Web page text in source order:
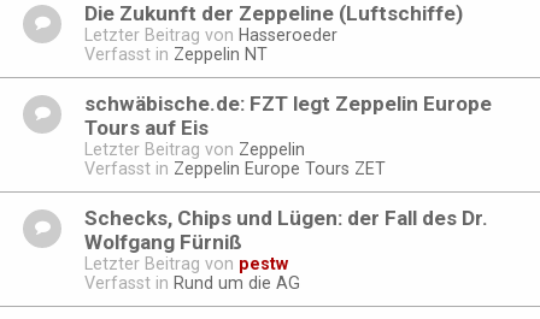
Die Zukunft der Zeppeline (Luftschiffe)
Letzter Beitrag von Hasseroeder
Verfasst in Zeppelin NT
schwäbische.de: FZT legt Zeppelin Europe
Tours auf Eis
Letzter Beitrag von Zeppelin
Verfasst in Zeppelin Europe Tours ZET
Schecks, Chips und Lügen: der Fall des Dr.
Wolfgang Fürniß
Letzter Beitrag von pestw
Verfasst in Rund um die AG